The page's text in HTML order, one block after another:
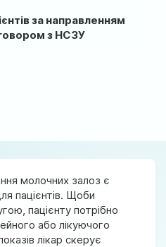
18:00
17:00
med.com
мережах
за направленням
з НСЗУ
молочних залоз є
пацієнтів. Щоби
пацієнту потрібно
або лікуючого
лікар скерує